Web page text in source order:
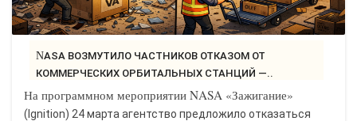
УЧЕБНИК CSS
NASA ВОЗМУТИЛО ЧАСТНИКОВ ОТКАЗОМ ОТ
КОММЕРЧЕСКИХ ОРБИТАЛЬНЫХ СТАНЦИЙ —..
На программном мероприятии NASA «Зажигание»
(Ignition) 24 марта агентство предложило отказаться